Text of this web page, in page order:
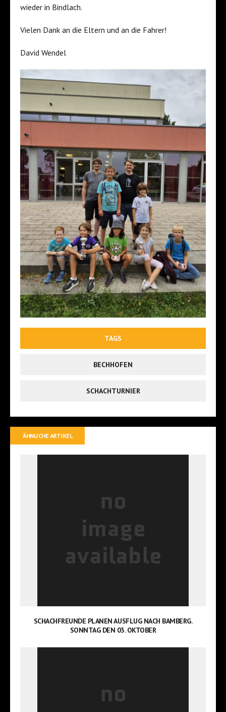
wieder in Bindlach.
Vielen Dank an die Eltern und an die Fahrer!
David Wendel
TAGS
BECHHOFEN
SCHACHTURNIER
ÄHNLICHE ARTIKEL
SCHACHFREUNDE PLANEN AUSFLUG NACH BAMBERG.
SONNTAG DEN 03. OKTOBER